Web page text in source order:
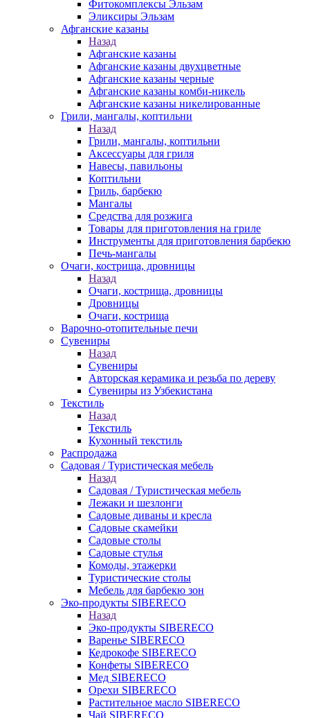
Фитокомплексы Эльзам
Эликсиры Эльзам
Афганские казаны
Назад
Афганские казаны
Афганские казаны двухцветные
Афганские казаны черные
Афганские казаны комби-никель
Афганские казаны никелированные
Грили, мангалы, коптильни
Назад
Грили, мангалы, коптильни
Аксессуары для гриля
Навесы, павильоны
Коптильни
Гриль, барбекю
Мангалы
Средства для розжига
Товары для приготовления на гриле
Инструменты для приготовления барбекю
Печь-мангалы
Очаги, кострища, дровницы
Назад
Очаги, кострища, дровницы
Дровницы
Очаги, кострища
Варочно-отопительные печи
Сувениры
Назад
Сувениры
Авторская керамика и резьба по дереву
Сувениры из Узбекистана
Текстиль
Назад
Текстиль
Кухонный текстиль
Распродажа
Садовая / Туристическая мебель
Назад
Садовая / Туристическая мебель
Лежаки и шезлонги
Садовые диваны и кресла
Садовые скамейки
Садовые столы
Садовые стулья
Комоды, этажерки
Туристические столы
Мебель для барбекю зон
Эко-продукты SIBERECO
Назад
Эко-продукты SIBERECO
Варенье SIBERECO
Кедрокофе SIBERECO
Конфеты SIBERECO
Мед SIBERECO
Орехи SIBERECO
Растительное масло SIBERECO
Чай SIBERECO